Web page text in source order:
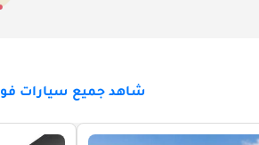
شاهد جميع سيارات